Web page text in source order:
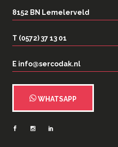
8152 BN Lemelerveld
T (0572) 37 13 01
E info@sercodak.nl
WHATSAPP